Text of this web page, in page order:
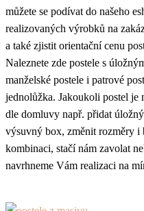
můžete se podívat do našeho
realizovaných výrobků na
a také zjistit orientační cenu
Naleznete zde postele s
manželské postele i patrové
jednolůžka. Jakoukoli postel je
dle domluvy např. přidat
výsuvný box, změnit rozměry i
kombinaci, stačí nám zavolat
navrhneme Vám realizaci na